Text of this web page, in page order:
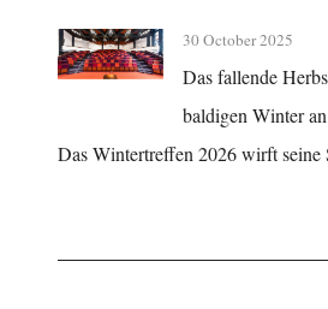
30 October 2025
Das fallende
baldigen Winter
Das Wintertreffen 2026 wirft seine